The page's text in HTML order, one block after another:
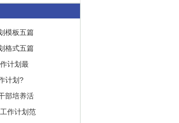
头看自
告
模板五篇
格式五篇
计划最
计划?
部培养活
作计划范